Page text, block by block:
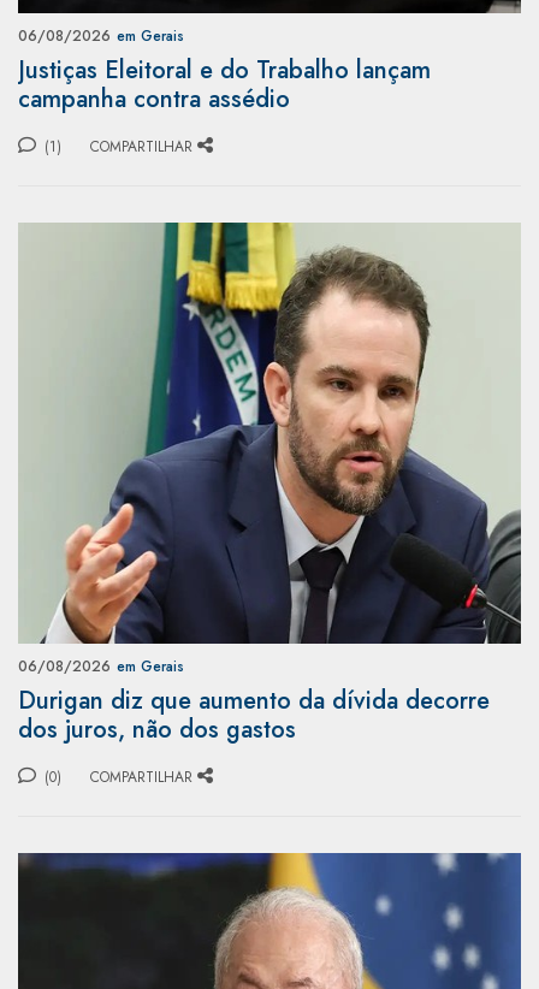
06/08/2026 em Gerais
Justiças Eleitoral e do Trabalho lançam
campanha contra assédio
(1) COMPARTILHAR
06/08/2026 em Gerais
Durigan diz que aumento da dívida decorre
dos juros, não dos gastos
(0) COMPARTILHAR